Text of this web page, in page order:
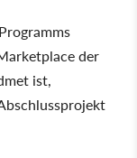
der
ist,